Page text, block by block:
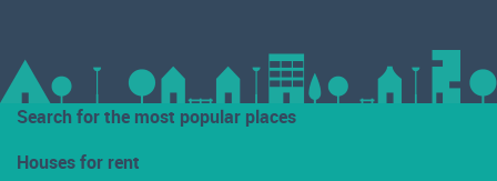
Search for the most popular places
Houses for rent